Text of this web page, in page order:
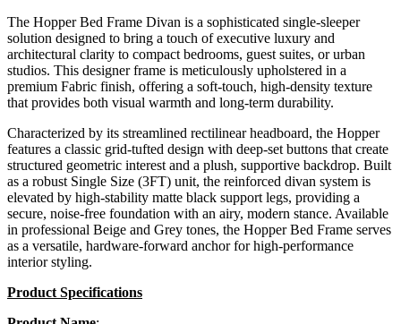
The Hopper Bed Frame Divan is a sophisticated single-sleeper
solution designed to bring a touch of executive luxury and
architectural clarity to compact bedrooms, guest suites, or urban
studios. This designer frame is meticulously upholstered in a
premium Fabric finish, offering a soft-touch, high-density texture
that provides both visual warmth and long-term durability.
Characterized by its streamlined rectilinear headboard, the Hopper
features a classic grid-tufted design with deep-set buttons that create
structured geometric interest and a plush, supportive backdrop. Built
as a robust Single Size (3FT) unit, the reinforced divan system is
elevated by high-stability matte black support legs, providing a
secure, noise-free foundation with an airy, modern stance. Available
in professional Beige and Grey tones, the Hopper Bed Frame serves
as a versatile, hardware-forward anchor for high-performance
interior styling.
Product Specifications